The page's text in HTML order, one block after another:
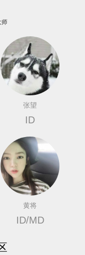
师
张望
ID
黄将
ID/MD